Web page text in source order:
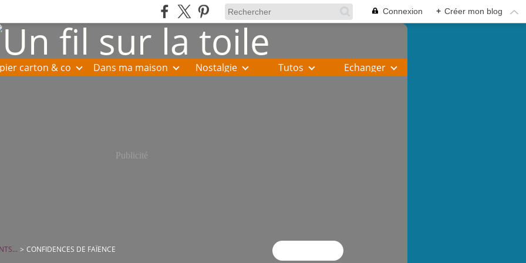
Connexion + Créer mon blog
carton & co Dans ma maison Nostalgie Tutos Echanger
Publicité
> CONFIDENCES DE FAÏENCE